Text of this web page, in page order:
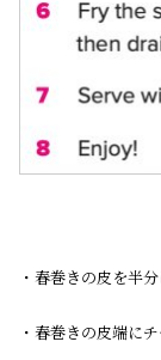
・春巻きの皮を半
・春巻きの皮端に